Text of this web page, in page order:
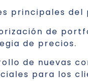
principales del
de
de precios.
de nuevas
para los